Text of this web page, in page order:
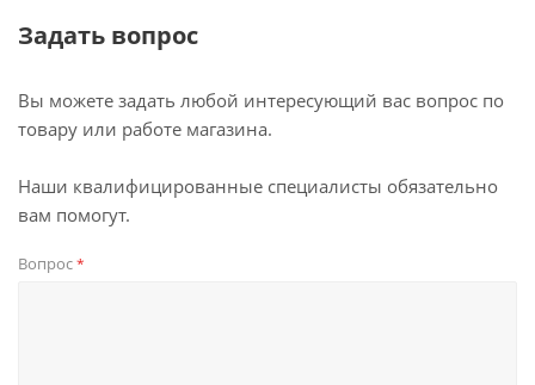
Задать вопрос
Вы можете задать любой интересующий вас вопрос по
товару или работе магазина.
Наши квалифицированные специалисты обязательно
вам помогут.
Вопрос*